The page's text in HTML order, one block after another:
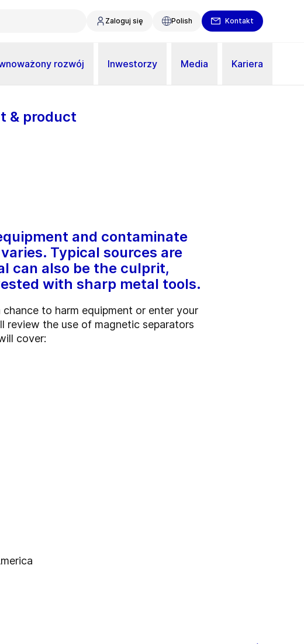
Zaloguj się Polish Kontakt
rozwój Inwestorzy Media Kariera
& product
and contaminate
Typical sources are
can also be the culprit,
with sharp metal tools.
to harm equipment or enter your
review the use of magnetic separators
cover: